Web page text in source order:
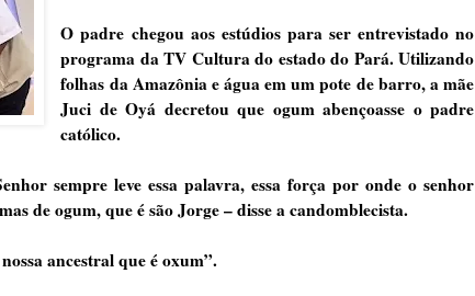
O padre chegou aos estúdios para ser entrevistado no
programa da TV Cultura do estado do Pará. Utilizando
folhas da Amazônia e água em um pote de barro, a mãe
Juci de Oyá decretou que ogum abençoasse o padre
católico.
sempre leve essa palavra, essa força por onde o senhor
de ogum, que é são Jorge – disse a candomblecista.
ancestral que é oxum”.